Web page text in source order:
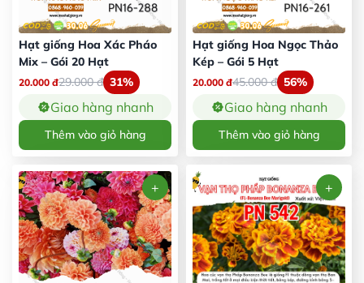
Hạt giống Hoa Xác Pháo
Mix – Gói 20 Hạt
20.000 đ29.000đ 31%
Giao hàng nhanh
Thêm vào giỏ hàng
Hạt giống Hoa Ngọc Thảo
Kép – Gói 5 Hạt
20.000 đ45.000đ 56%
Giao hàng nhanh
Thêm vào giỏ hàng